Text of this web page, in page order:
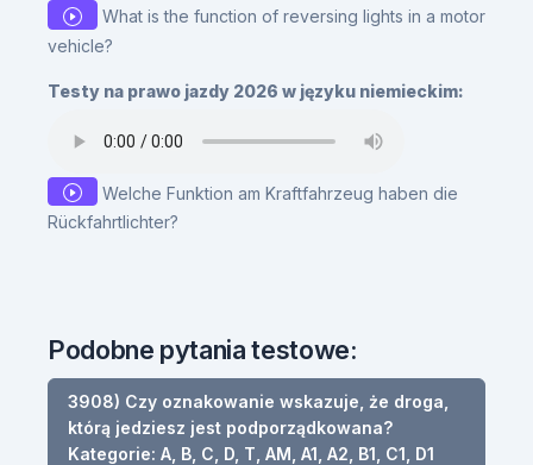
What is the function of reversing lights in a motor
vehicle?
Testy na prawo jazdy 2026 w języku niemieckim:
Welche Funktion am Kraftfahrzeug haben die
Rückfahrtlichter?
Podobne pytania testowe:
3908) Czy oznakowanie wskazuje, że droga,
którą jedziesz jest podporządkowana?
Kategorie: A, B, C, D, T, AM, A1, A2, B1, C1, D1